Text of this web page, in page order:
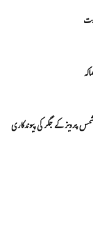
پرویز کے جگر کی پیوندکاری